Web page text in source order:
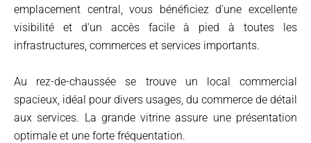
emplacement central, vous bénéficiez d'une excellente
visibilité et d'un accès facile à pied à toutes les
infrastructures, commerces et services importants.
Au rez-de-chaussée se trouve un local commercial
spacieux, idéal pour divers usages, du commerce de détail
aux services. La grande vitrine assure une présentation
optimale et une forte fréquentation.